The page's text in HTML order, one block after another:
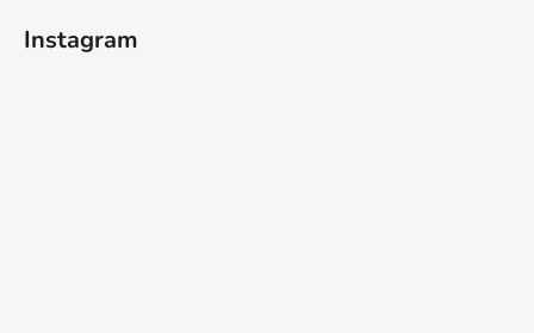
Instagram